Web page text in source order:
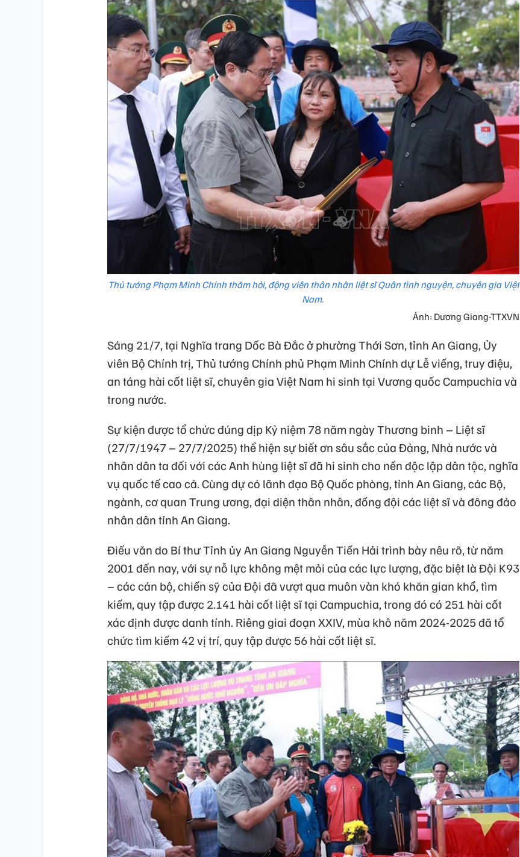
Thủ tướng Phạm Minh Chính thăm hỏi, động viên thân nhân liệt sĩ Quân tình nguyện, chuyên gia Việt
Nam.
Ảnh: Dương Giang-TTXVN
Sáng 21/7, tại Nghĩa trang Dốc Bà Đắc ở phường Thới Sơn, tỉnh An Giang, Ủy
viên Bộ Chính trị, Thủ tướng Chính phủ Phạm Minh Chính dự Lễ viếng, truy điệu,
an táng hài cốt liệt sĩ, chuyên gia Việt Nam hi sinh tại Vương quốc Campuchia và
trong nước.
Sự kiện được tổ chức đúng dịp Kỷ niệm 78 năm ngày Thương binh – Liệt sĩ
(27/7/1947 – 27/7/2025) thể hiện sự biết ơn sâu sắc của Đảng, Nhà nước và
nhân dân ta đối với các Anh hùng liệt sĩ đã hi sinh cho nền độc lập dân tộc, nghĩa
vụ quốc tế cao cả. Cùng dự có lãnh đạo Bộ Quốc phòng, tỉnh An Giang, các Bộ,
ngành, cơ quan Trung ương, đại diện thân nhân, đồng đội các liệt sĩ và đông đảo
nhân dân tỉnh An Giang.
Điếu văn do Bí thư Tỉnh ủy An Giang Nguyễn Tiến Hải trình bày nêu rõ, từ năm
2001 đến nay, với sự nỗ lực không mệt mỏi của các lực lượng, đặc biệt là Đội K93
– các cán bộ, chiến sỹ của Đội đã vượt qua muôn vàn khó khăn gian khổ, tìm
kiếm, quy tập được 2.141 hài cốt liệt sĩ tại Campuchia, trong đó có 251 hài cốt
xác định được danh tính. Riêng giai đoạn XXIV, mùa khô năm 2024-2025 đã tổ
chức tìm kiếm 42 vị trí, quy tập được 56 hài cốt liệt sĩ.